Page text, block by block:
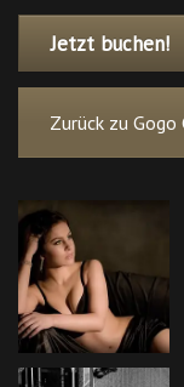
Jetzt buchen!
Zurück zu Gogo